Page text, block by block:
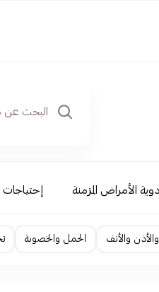
الأمراض المزمنة
والأنف الحمل والخصوبة